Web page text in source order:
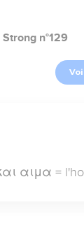
Strong n°129
αιμα =